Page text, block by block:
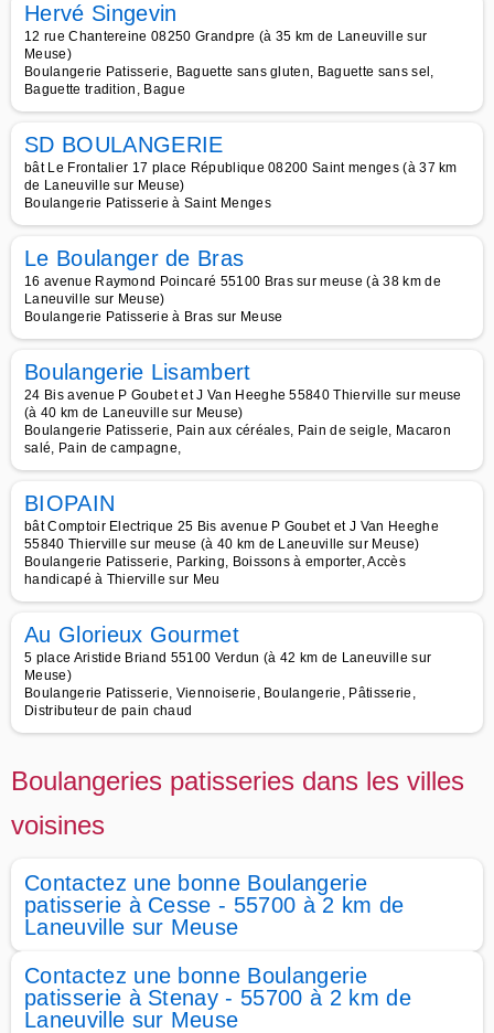
Hervé Singevin
12 rue Chantereine 08250 Grandpre (à 35 km de Laneuville sur
Meuse)
Boulangerie Patisserie, Baguette sans gluten, Baguette sans sel,
Baguette tradition, Bague
SD BOULANGERIE
bât Le Frontalier 17 place République 08200 Saint menges (à 37 km
de Laneuville sur Meuse)
Boulangerie Patisserie à Saint Menges
Le Boulanger de Bras
16 avenue Raymond Poincaré 55100 Bras sur meuse (à 38 km de
Laneuville sur Meuse)
Boulangerie Patisserie à Bras sur Meuse
Boulangerie Lisambert
24 Bis avenue P Goubet et J Van Heeghe 55840 Thierville sur meuse
(à 40 km de Laneuville sur Meuse)
Boulangerie Patisserie, Pain aux céréales, Pain de seigle, Macaron
salé, Pain de campagne,
BIOPAIN
bât Comptoir Electrique 25 Bis avenue P Goubet et J Van Heeghe
55840 Thierville sur meuse (à 40 km de Laneuville sur Meuse)
Boulangerie Patisserie, Parking, Boissons à emporter, Accès
handicapé à Thierville sur Meu
Au Glorieux Gourmet
5 place Aristide Briand 55100 Verdun (à 42 km de Laneuville sur
Meuse)
Boulangerie Patisserie, Viennoiserie, Boulangerie, Pâtisserie,
Distributeur de pain chaud
Boulangeries patisseries dans les villes
voisines
Contactez une bonne Boulangerie
patisserie à Cesse - 55700 à 2 km de
Laneuville sur Meuse
Contactez une bonne Boulangerie
patisserie à Stenay - 55700 à 2 km de
Laneuville sur Meuse